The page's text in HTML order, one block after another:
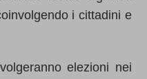
i cittadini e
elezioni nei